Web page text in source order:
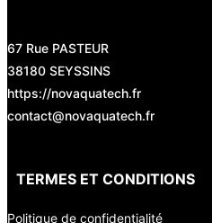
67 Rue PASTEUR
38180 SEYSSINS
https://novaquatech.fr
contact@novaquatech.fr
TERMES ET CONDITIONS
Politique de confidentialité